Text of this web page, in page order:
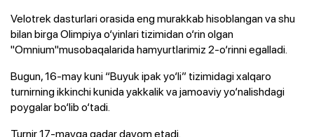
Velotrek dasturlari orasida eng murakkab hisoblangan va shu
bilan birga Olimpiya o‘yinlari tizimidan o‘rin olgan
"Omnium"musobaqalarida hamyurtlarimiz 2-o‘rinni egalladi.
Bugun, 16-may kuni “Buyuk ipak yo‘li” tizimidagi xalqaro
turnirning ikkinchi kunida yakkalik va jamoaviy yo‘nalishdagi
poygalar bo‘lib o‘tadi.
Turnir 17-mayga qadar davom etadi.